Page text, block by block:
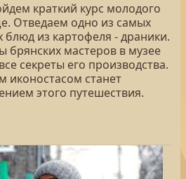
краткий курс молодого
Отведаем одно из самых
из картофеля - драники.
мастеров в музее
секреты его производства.
иконостасом станет
этого путешествия.